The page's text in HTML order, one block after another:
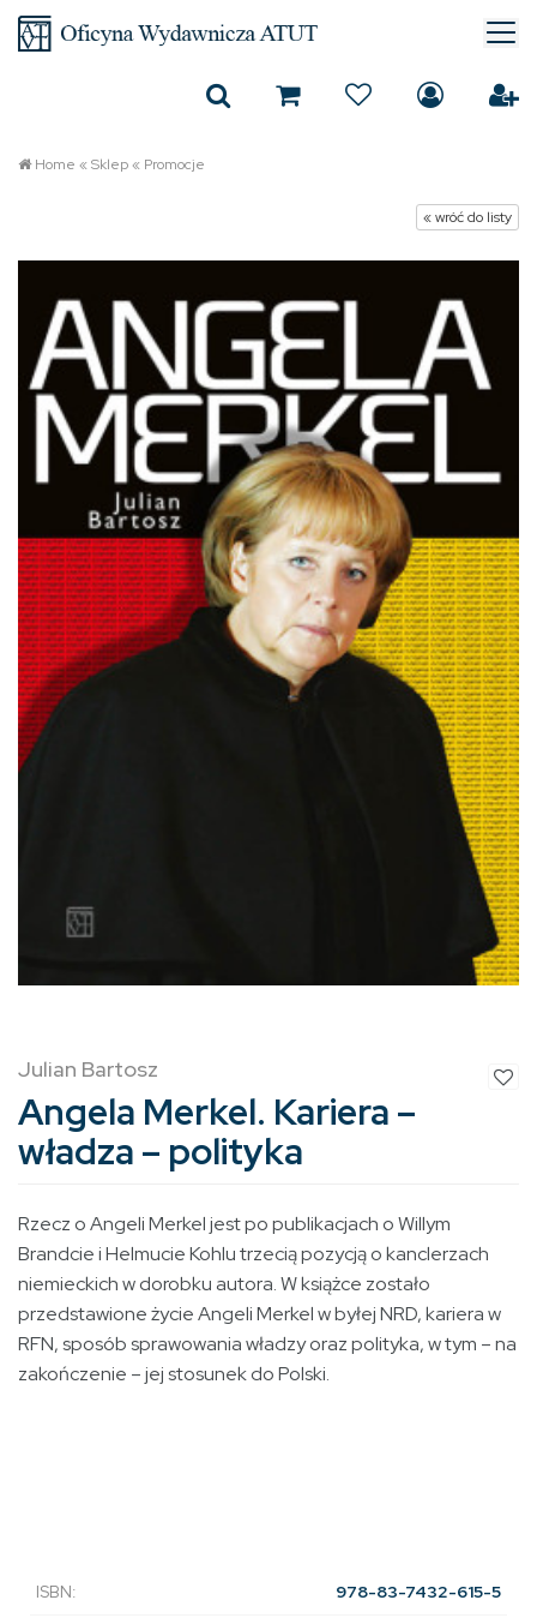
Home «Sklep« Promocje
« wróć do listy
Julian Bartosz
Angela Merkel. Kariera –
władza – polityka
Rzecz o Angeli Merkel jest po publikacjach o Willym
Brandcie i Helmucie Kohlu trzecią pozycją o kanclerzach
niemieckich w dorobku autora. W książce zostało
przedstawione życie Angeli Merkel w byłej NRD, kariera w
RFN, sposób sprawowania władzy oraz polityka, w tym – na
zakończenie – jej stosunek do Polski.
ISBN: 978-83-7432-615-5